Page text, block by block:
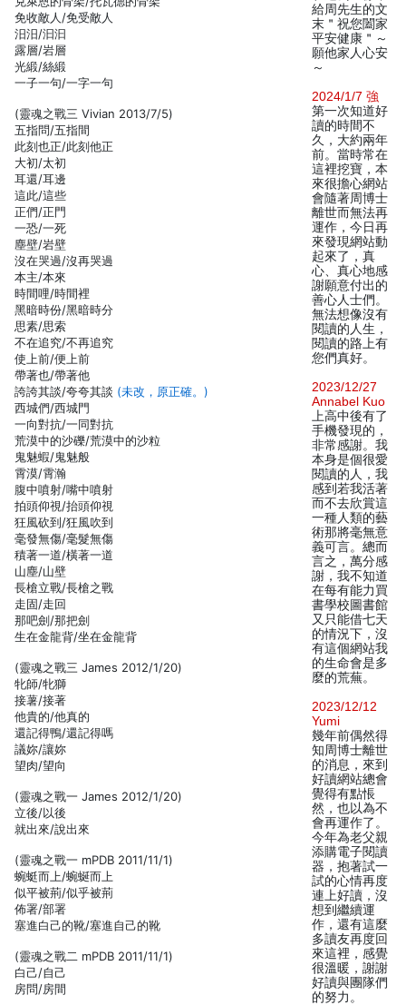
免收敵人/免受敵人
汨汨/汩汩
露層/岩層
光緞/絲緞
一子一句/一字一句
(靈魂之戰三 Vivian 2013/7/5)
五指問/五指間
此刻也正/此刻他正
大初/太初
耳還/耳邊
這此/這些
正們/正門
一恐/一死
塵壁/岩壁
沒在哭過/沒再哭過
本主/本來
時間哩/時間裡
黑暗時份/黑暗時分
思素/思索
不在追究/不再追究
使上前/便上前
帶著也/帶著他
誇誇其談/夸夸其談 (未改，原正確。)
西城們/西城門
一向對抗/一同對抗
荒漠中的沙礫/荒漠中的沙粒
鬼魅蝦/鬼魅般
霄漠/霄瀚
腹中噴射/嘴中噴射
拍頭仰視/抬頭仰視
狂風砍到/狂風吹到
毫發無傷/毫髮無傷
積著一道/橫著一道
山塵/山壁
長槍立戰/長槍之戰
走固/走回
那吧劍/那把劍
生在金龍背/坐在金龍背
(靈魂之戰三 James 2012/1/20)
牝師/牝獅
接薯/接著
他貴的/他真的
還記得鴨/還記得嗎
議妳/讓妳
望肉/望向
(靈魂之戰一 James 2012/1/20)
立後/以後
就出來/說出來
(靈魂之戰一 mPDB 2011/11/1)
蜿蜓而上/蜿蜒而上
似平被荊/似乎被荊
佈署/部署
塞進白己的靴/塞進自己的靴
(靈魂之戰二 mPDB 2011/11/1)
白己/自己
房問/房間
給周先生的文
末＂祝您闔家
平安健康＂～
願他家人心安
～
2024/1/7 強
第一次知道好
讀的時間不
久，大約兩年
前。當時常在
這裡挖寶，本
來很擔心網站
會隨著周博士
離世而無法再
運作，今日再
來發現網站動
起來了，真
心、真心地感
謝願意付出的
善心人士們。
無法想像沒有
閱讀的人生，
閱讀的路上有
您們真好。
2023/12/27
Annabel Kuo
上高中後有了
手機發現的，
非常感謝。我
本身是個很愛
閱讀的人，我
感到若我活著
而不去欣賞這
一種人類的藝
術那將毫無意
義可言。總而
言之，萬分感
謝，我不知道
在每有能力買
書學校圖書館
又只能借七天
的情況下，沒
有這個網站我
的生命會是多
麼的荒蕪。
2023/12/12
Yumi
幾年前偶然得
知周博士離世
的消息，來到
好讀網站總會
覺得有點悵
然，也以為不
會再運作了。
今年為老父親
添購電子閱讀
器，抱著試一
試的心情再度
連上好讀，沒
想到繼續運
作，還有這麼
多讀友再度回
來這裡，感覺
很溫暖，謝謝
好讀與團隊們
的努力。